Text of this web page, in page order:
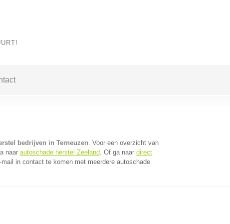
bedrijven in Terneuzen. Voor een overzicht van
naar autoschade herstel Zeeland. Of ga naar direct
in contact te komen met meerdere autoschade